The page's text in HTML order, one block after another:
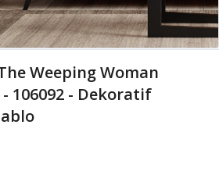
Weeping Woman
- 106092 - Dekoratif